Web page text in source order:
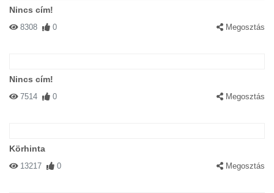
Nincs cím!
8308 0 Megosztás
Nincs cím!
7514 0 Megosztás
Körhinta
13217 0 Megosztás